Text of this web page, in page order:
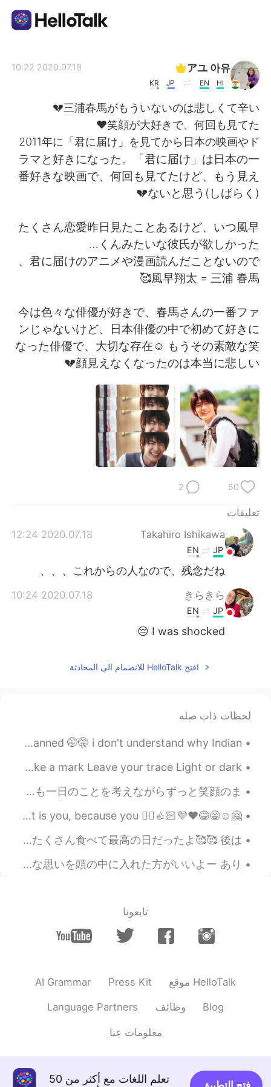
English 简体中文
Deutsch
한국어
Русский ไทย
Indonesia Italiano
Tiếng Việt
アユ 아유
HI
EN
JP
KR
2020.07.18 10:22
三浦春馬がもういないのは悲しくて辛い💔
笑顔が大好きで、何回も見てた❤
2011年に「君に届け」を見てから日本の映画やド
ラマと好きになった。「君に届け」は日本の一
番好きな映画で、何回も見てたけど、もう見え
ないと思う(しばらく)💔
たくさん恋愛昨日見たことあるけど、いつ風早
くんみたいな彼氏が欲しかった…
君に届けのアニメや漫画読んだことないので、
風早翔太 = 三浦 春馬🥰
今は色々な俳優が好きで、春馬さんの一番ファ
ンじゃないけど、日本俳優の中で初めて好きに
なった俳優で、大切な存在☺ もうその素敵な笑
顔見えなくなったのは本当に悲しい💔
50
2
تعليقات
Takahiro Ishikawa
2020.07.18 12:24
JP
EN
これからの人なので、残念だね、、、
きらきら
2020.07.18 10:24
JP
EN
I was shocked 😔
افتح HelloTalk للانضمام الى المحادثة
لحظات ذات صله
Indians 😉😁😂 who have download We chat after government banned 🤭🤫 i don't understand why Indian...
Thank you 8750 visitors 🤗😉❤️ Plant your likes 👍🏻Make a mark Leave your trace Light or dark...😘💞💜...
10月25日にめっちゃくっちゃ久しぶりにHTの友達と会った！☺😍(やっと東京で友達できたw) とてもとても楽しかった。一日があっという間に終わっちゃて電車でも一日のことを考えながらずっと笑顔のま...
🤗☺️😁😂❤️💜👍🏻✌🏻 너란 작품에 대해 감상을 해, 너란 존재가 예술 이니까 I appreciate the masterpiece that is you, because you...
今日東京のおばあちゃんの家に誘われて、すごく良い正月を過ごせた☺ おばあちゃんの息子、娘、孫、他の家族と私を含めて9人で笑いながらたくさん話しをして、たくさん食べて最高の日だったよ🥰🥰 後は、...
英語を学ぶ全部日本人へ 英語は難しいって、何回も何回も頭の中に入れるとだんだん是非難しくなっていくよー だから、全然難しくないよとかできるよって、みたいな思いを頭の中に入れた方がいいよー あり...
تابعونا
AI Grammar Press Kit موقع HelloTalk
Language Partners وظائف Blog
معلومات عنا
تعلم اللغات مع أكثر من 50